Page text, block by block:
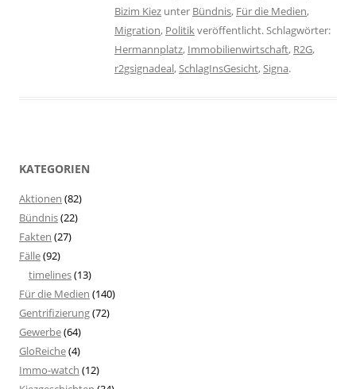
Bizim Kiez unter Bündnis, Für die Medien,
Migration, Politikveröffentlicht. Schlagwörter:
Hermannplatz, Immobilienwirtschaft, R2G,
r2gsignadeal,SchlagInsGesicht,Signa.
KATEGORIEN
Aktionen (82)
Bündnis(22)
Fakten (27)
Fälle(92)
timelines(13)
Für die Medien (140)
Gentrifizierung(72)
Gewerbe(64)
GloReiche(4)
Immo-watch (12)